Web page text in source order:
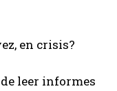
en crisis?
leer informes